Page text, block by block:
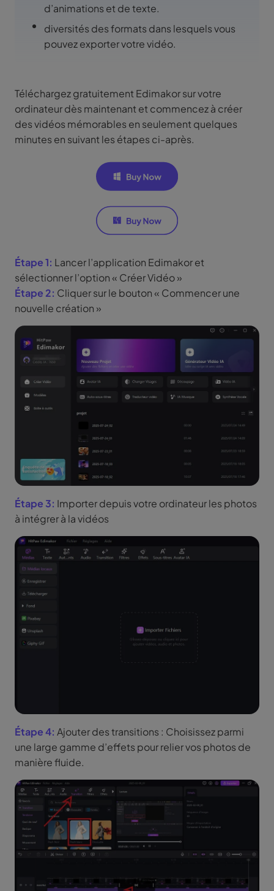
d’animations et de texte.
diversités des formats dans lesquels vous
pouvez exporter votre vidéo.
Téléchargez gratuitement Edimakor sur votre
ordinateur dès maintenant et commencez à créer
des vidéos mémorables en seulement quelques
minutes en suivant les étapes ci-après.
Étape 1: Lancer l’application Edimakor et
sélectionner l’option « Créer Vidéo »
Étape 2: Cliquer sur le bouton « Commencer une
nouvelle création »
Étape 3: Importer depuis votre ordinateur les photos
à intégrer à la vidéos
Étape 4: Ajouter des transitions : Choisissez parmi
une large gamme d’effets pour relier vos photos de
manière fluide.